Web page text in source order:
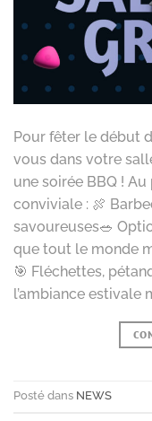
Pour fêter le début
vous dans votre
une soirée BBQ !
conviviale : 🍖
savoureuses🥗
que tout le monde
🎯 Fléchettes,
l’ambiance estivale
Posté dans NEWS